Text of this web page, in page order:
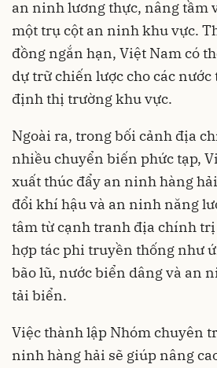
an ninh lương thực, nâng tầm
một trụ cột an ninh khu vực.
đồng ngắn hạn, Việt Nam có
dự trữ chiến lược cho các
định thị trường khu vực.
Ngoài ra, trong bối cảnh địa
nhiều chuyển biến phức tạp,
xuất thúc đẩy an ninh hàng
đổi khí hậu và an ninh năng
tâm từ cạnh tranh địa chính
hợp tác phi truyền thống như
bão lũ, nước biển dâng và an
tải biển.
Việc thành lập Nhóm chuyên
ninh hàng hải sẽ giúp nâng